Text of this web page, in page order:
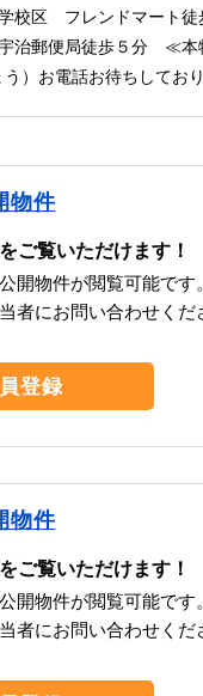
校区 フレンドマート徒
治郵便局徒歩５分 ≪本
）お電話お待ちしてお
物件
ご覧いただけます！
開物件が閲覧可能です。
者にお問い合わせくだ
登録
物件
ご覧いただけます！
開物件が閲覧可能です。
者にお問い合わせくだ